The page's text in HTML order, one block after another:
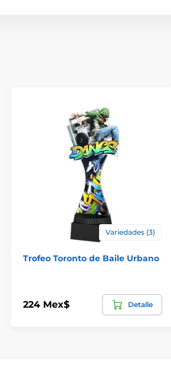
Variedades (3)
Trofeo Toronto de Baile Urbano
224 Mex$ Detalle